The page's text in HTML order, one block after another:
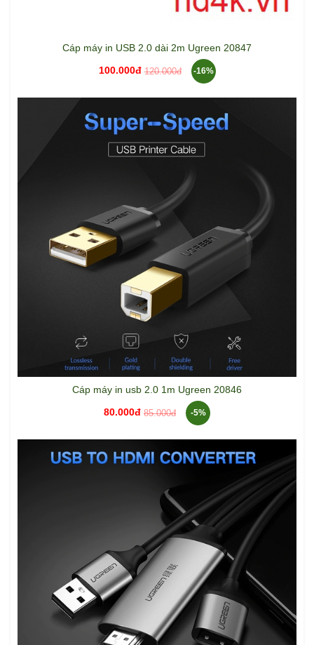
Cáp máy in USB 2.0 dài 2m Ugreen 20847
100.000đ 120.000đ -16%
Cáp máy in usb 2.0 1m Ugreen 20846
80.000đ 85.000đ -5%